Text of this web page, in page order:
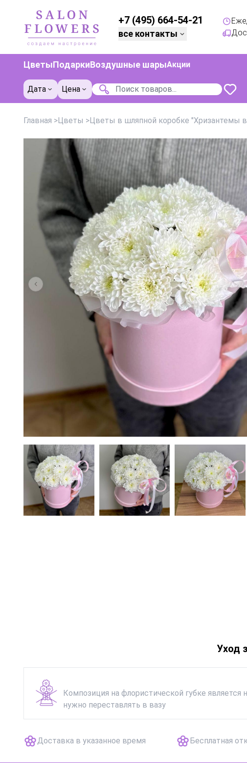
+7 (495) 664-54-21
все контакты
ЦветыПодаркиВоздушные шарыАкции
Дата Цена
Главная >Цветы >Цветы в шляпной коробке "Хризантемы
Уход
Композиция на флористической губке является
нужно переставлять в вазу
Доставка в указанное время Бесплатная